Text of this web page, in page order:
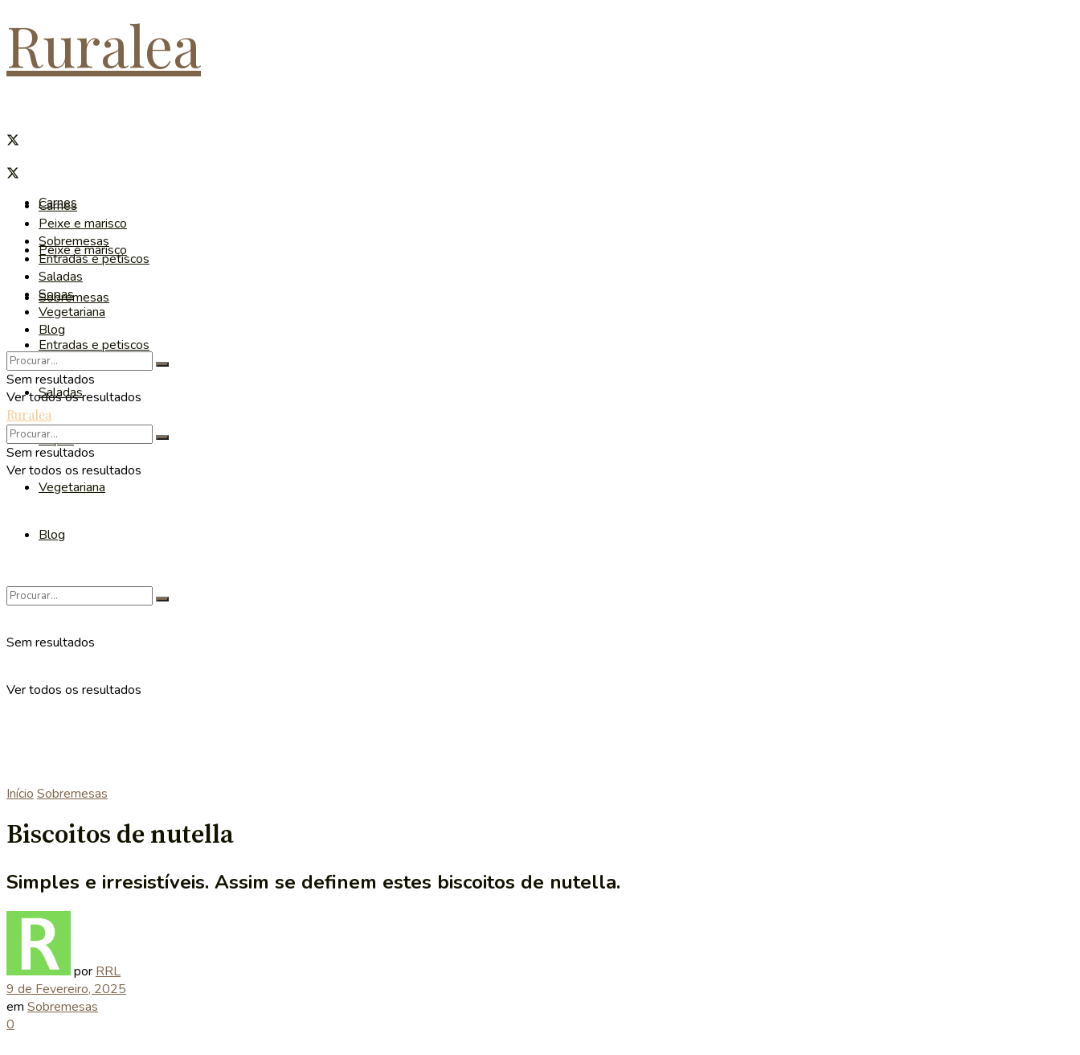
Ruralea
Carnes
Peixe e marisco
Sobremesas
Entradas e petiscos
Saladas
Sopas
Vegetariana
Blog
Sem resultados
Ver todos os resultados
Carnes
Peixe e marisco
Sobremesas
Entradas e petiscos
Saladas
Sopas
Vegetariana
Blog
Sem resultados
Ver todos os resultados
Ruralea
Sem resultados
Ver todos os resultados
Início Sobremesas
Biscoitos de nutella
Simples e irresistíveis. Assim se definem estes biscoitos de nutella.
por RRL
9 de Fevereiro, 2025
em Sobremesas
0